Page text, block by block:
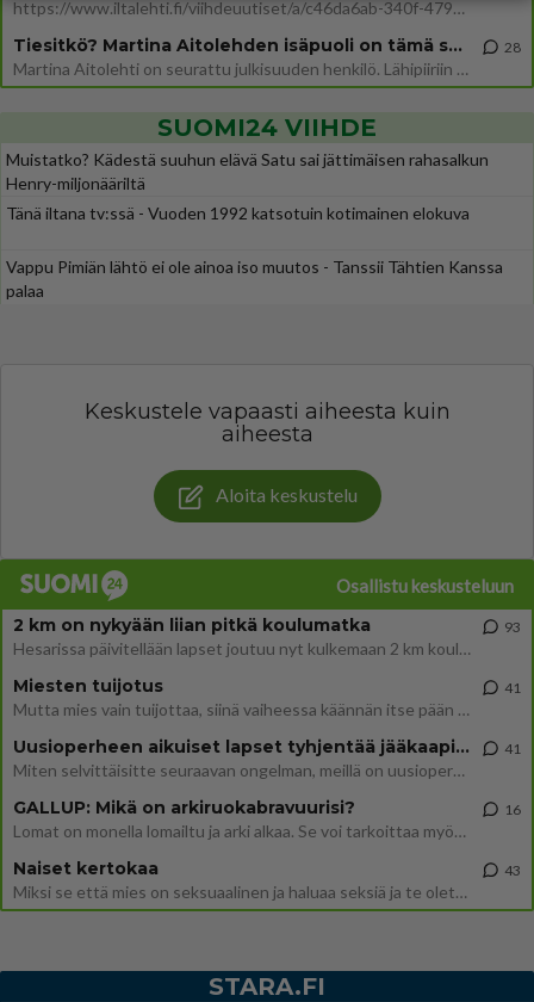
https://www.iltalehti.fi/viihdeuutiset/a/c46da6ab-340f-4790-aaa7-0865eed2336 Yrityksen konkurssihakemus on tullut kärä
Tiesitkö? Martina Aitolehden isäpuoli on tämä suosittu laulaja
Martina Aitolehti on seurattu julkisuuden henkilö. Lähipiiriin mahtuu muitakin tunnettuja henkilöitä. Tiesitkö, että Ma
28
SUOMI24 VIIHDE
Muistatko? Kädestä suuhun elävä Satu sai jättimäisen rahasalkun
Henry-miljonääriltä
Tänä iltana tv:ssä - Vuoden 1992 katsotuin kotimainen elokuva
Vappu Pimiän lähtö ei ole ainoa iso muutos - Tanssii Tähtien Kanssa
palaa
Keskustele vapaasti aiheesta kuin
aiheesta
Aloita keskustelu
Osallistu keskusteluun
2 km on nykyään liian pitkä koulumatka
Hesarissa päivitellään lapset joutuu nyt kulkemaan 2 km kouluun jösses. Ruostefillarilla tuo matka menee vaikka miten äk
93
Miesten tuijotus
Mutta mies vain tuijottaa, siinä vaiheessa käännän itse pään pois. Mikä juttu? Yleensä jos joku tuijottaa tai katsoo, hä
41
Uusioperheen aikuiset lapset tyhjentää jääkaapin käydessään
Miten selvittäisitte seuraavan ongelman, meillä on uusioperhe, minulla teini-ikäiset lapset ja puolisolla aikuiset, jotk
41
GALLUP: Mikä on arkiruokabravuurisi?
Lomat on monella lomailtu ja arki alkaa. Se voi tarkoittaa myös sitä, että grillailut on grillattu ja palataan arjen ruo
16
Naiset kertokaa
Miksi se että mies on seksuaalinen ja haluaa seksiä ja te olette hänen mielestänne haluttava on vastenmielistä? Mikä sii
43
STARA.FI